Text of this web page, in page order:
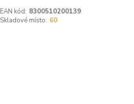
EAN kód: 8300510200139
Skladové místo: 60